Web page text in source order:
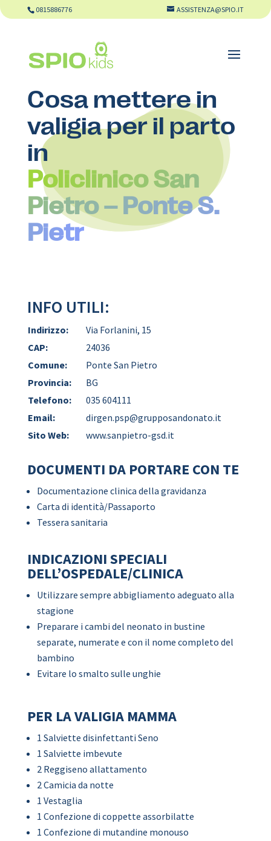
0815886776 ASSISTENZA@SPIO.IT
Cosa mettere in
valigia per il parto
in
Policlinico San
Pietro – Ponte S.
Pietr
INFO UTILI:
Indirizzo:
Via Forlanini, 15
CAP:
24036
Comune:
Ponte San Pietro
Provincia:
BG
Telefono:
035 604111
Email:
dirgen.psp@grupposandonato.it
Sito Web:
www.sanpietro-gsd.it
DOCUMENTI DA PORTARE CON TE
Documentazione clinica della gravidanza
Carta di identità/Passaporto
Tessera sanitaria
INDICAZIONI SPECIALI
DELL’OSPEDALE/CLINICA
Utilizzare sempre abbigliamento adeguato alla
stagione
Preparare i cambi del neonato in bustine
separate, numerate e con il nome completo del
bambino
Evitare lo smalto sulle unghie
PER LA VALIGIA MAMMA
1 Salviette disinfettanti Seno
1 Salviette imbevute
2 Reggiseno allattamento
2 Camicia da notte
1 Vestaglia
1 Confezione di coppette assorbilatte
1 Confezione di mutandine monouso